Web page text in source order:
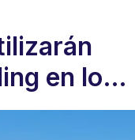
en los